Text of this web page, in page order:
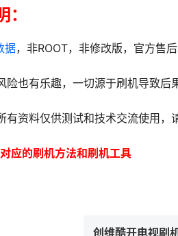
据，非ROOT，非修改版，官方售后
险也有乐趣，一切源于刷机导致后
有资料仅供测试和技术交流使用，
应的刷机方法和刷机工具
创维酷开电视刷